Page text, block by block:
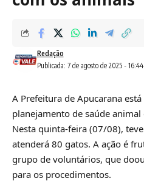
Publicada: 7 de agosto de 2025 - 16:44
Redação
A Prefeitura de Apucarana
planejamento de saúde
Nesta quinta-feira (07/08),
atenderá 80 gatos. A ação é
grupo de voluntários, que
para os procedimentos.